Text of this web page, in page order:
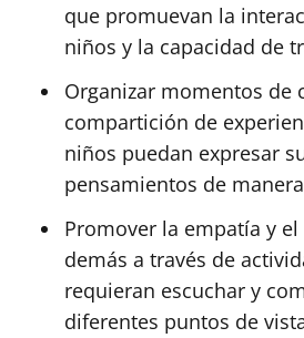
que promuevan la
niños y la capacidad de
Organizar momentos de
compartición de
niños puedan expresar
pensamientos de
Promover la empatía y
demás a través de
requieran escuchar y
diferentes puntos de